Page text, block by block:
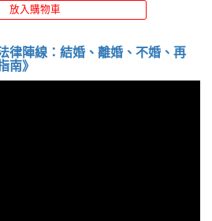
放入購物車
律陣線：結婚、離婚、不婚、再
南》